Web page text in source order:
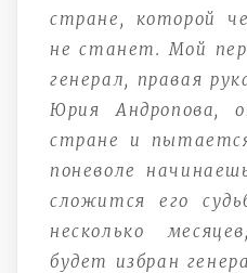
стране, которой
не станет. Мой
генерал, правая
Юрия Андропова,
стране и
поневоле
сложится его
несколько
будет избран